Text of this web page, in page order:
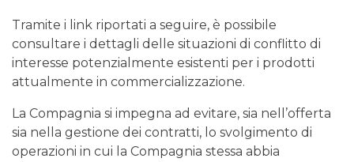
Tramite i link riportati a seguire, è possibile
consultare i dettagli delle situazioni di conflitto di
interesse potenzialmente esistenti per i prodotti
attualmente in commercializzazione.
La Compagnia si impegna ad evitare, sia nell’offerta
sia nella gestione dei contratti, lo svolgimento di
operazioni in cui la Compagnia stessa abbia